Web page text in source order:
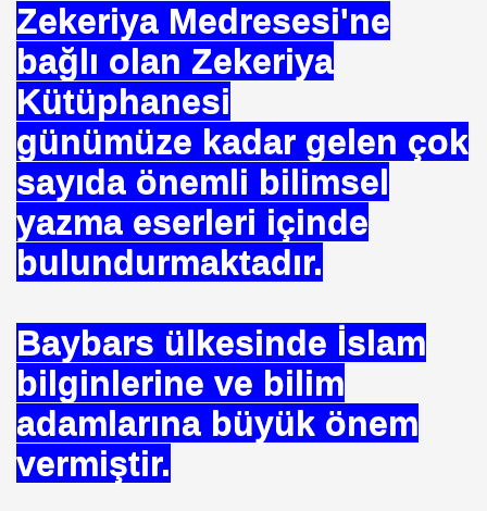
Zekeriya Medresesi'ne
bağlı olan Zekeriya
Kütüphanesi
günümüze kadar gelen çok
sayıda önemli bilimsel
yazma eserleri içinde
bulundurmaktadır.
Baybars ülkesinde İslam
bilginlerine ve bilim
adamlarına büyük önem
vermiştir.